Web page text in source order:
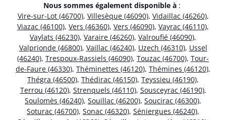
Nous sommes également disponible à :
Vire-sur-Lot (46700), Villesèque (46090), Vidaillac (46260),
Viazac (46100), Vers (46360), Vers (46090), Vayrac (46110),
Vaylats (46230), Varaire (46260), Valroufié (46090),
Valprionde (46800), Vaillac (46240), Uzech (46310), Ussel
(46240), Trespoux-Rassiels (46090), Touzac (46700), Tour-
de-Faure (46330), Théminettes (46120), Thémines (46120),
Thégra (46500), Thédirac (46150), Teyssieu (46190),
Terrou (46120), Strenquels (46110), Sousceyrac (46190),
Soulomès (46240), Souillac (46200), Soucirac (46300),
Soturac (46700), Sonac (46320), Séniergues (46240),